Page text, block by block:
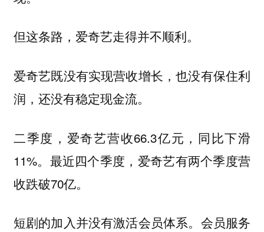
但这条路，爱奇艺走得并不顺利。
爱奇艺既没有实现营收增长，也没有保住利
润，还没有稳定现金流。
二季度，爱奇艺营收66.3亿元，同比下滑
11%。最近四个季度，爱奇艺有两个季度营
收跌破70亿。
短剧的加入并没有激活会员体系。会员服务